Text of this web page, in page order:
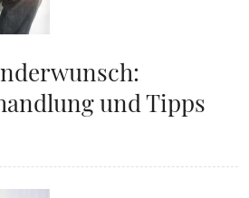
und Tipps